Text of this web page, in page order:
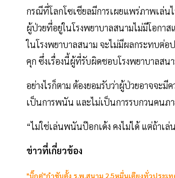
กรณีที่โลกโซเชียลมีการเผยแพร่ภาพเล่น
ผู้ป่วยที่อยู่ในโรงพยาบาลสนามไม่มีโอกา
ในโรงพยาบาลสนาม จะไม่มีผลกระทบต่
คุก ซึ่งเรื่องนี้ผู้ที่รับผิดชอบโรงพยาบาลสน
อย่างไรก็ตาม ต้องยอมรับว่าผู้ป่วยอาจจะมี
เป็นการพนัน และไม่เป็นการรบกวนคนภ
“ไม่ใช่เล่นพนันป๊อกเด้ง คงไม่ได้ แต่ถ้าเ
ข่าวที่เกี่ยวข้อง
"บิ๊กตู่"กำชับตั้ง ร.พ.สนาม 2.5หมื่นเตียงทั่วประเ